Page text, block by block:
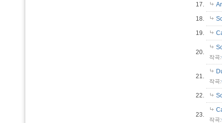
17.
18.
19.
20.
작곡:
21.
작곡:
22.
23.
작곡: